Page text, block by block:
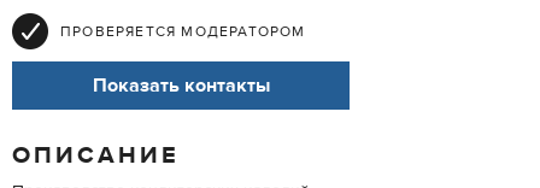
ПРОВЕРЯЕТСЯ МОДЕРАТОРОМ
Показать контакты
ОПИСАНИЕ